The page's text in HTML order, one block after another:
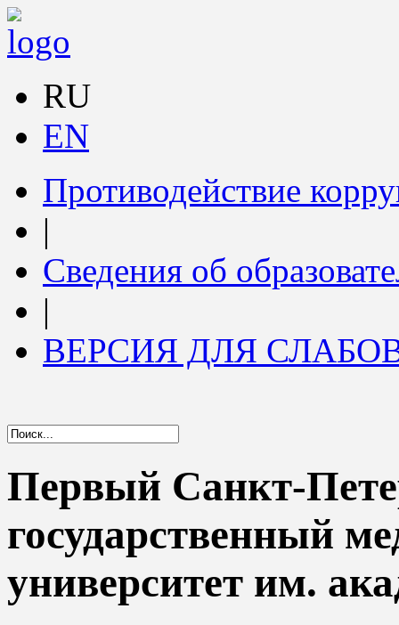
RU
EN
Противодействие
|
Сведения об
|
ВЕРСИЯ ДЛЯ
Первый Санкт-
государственный
университет им.